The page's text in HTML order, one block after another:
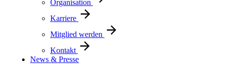
Organisation
Karriere
Mitglied werden
Kontakt
News & Presse